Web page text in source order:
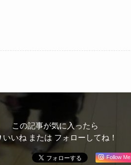
この記事が気に入ったら
いいね または フォローしてね！
Follow Me